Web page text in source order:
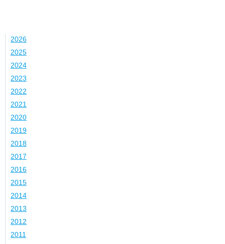
2026
2025
2024
2023
2022
2021
2020
2019
2018
2017
2016
2015
2014
2013
2012
2011